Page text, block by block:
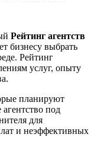
Рейтинг агентств
бизнесу выбрать
Рейтинг
услуг, опыту
планируют
под
для
и неэффективных